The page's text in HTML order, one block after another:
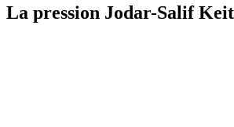
La pression Jodar-Salif